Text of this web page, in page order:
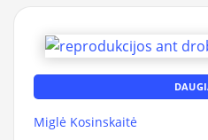
Miglė Kosinskaitė